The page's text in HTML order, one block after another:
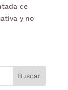
de
y no